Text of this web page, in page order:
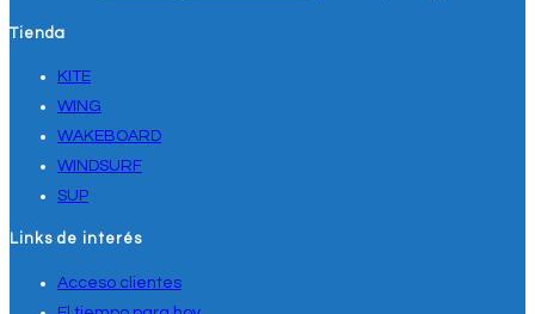
Tienda
KITE
WING
WAKEBOARD
WINDSURF
SUP
Links de interés
Acceso clientes